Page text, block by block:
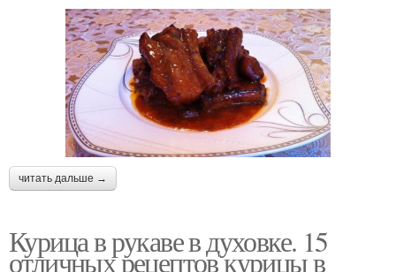
читать дальше →
Курица в рукаве в духовке. 15
отличных рецептов курицы в